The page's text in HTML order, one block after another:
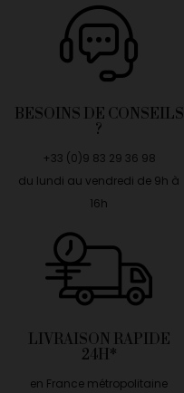
BESOINS DE CONSEILS
?
+33 (0)9 83 29 36 98
du lundi au vendredi de 9h à
16h
LIVRAISON RAPIDE
24H*
en France métropolitaine